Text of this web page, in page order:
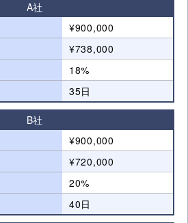
A社
¥900,000
¥738,000
18%
35日
B社
¥900,000
¥720,000
20%
40日